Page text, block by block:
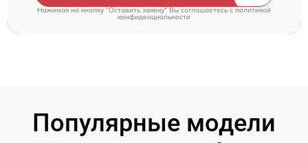
Нажимая на кнопку "Оставить заявку" Вы соглашаетесь c политикой
конфиденциальности
Популярные модели